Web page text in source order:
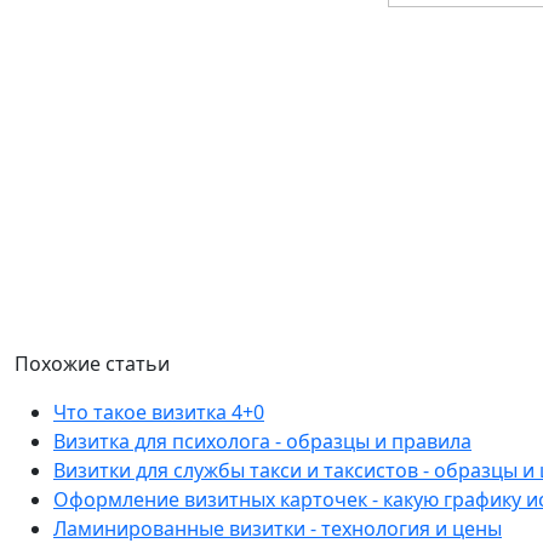
Похожие статьи
Что такое визитка 4+0
Визитка для психолога - образцы и правила
Визитки для службы такси и таксистов - образцы
Оформление визитных карточек - какую графику
Ламинированные визитки - технология и цены